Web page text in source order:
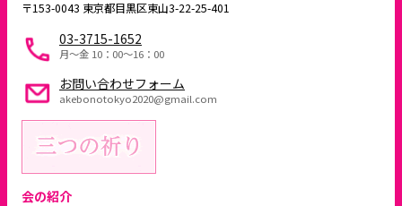
〒153-0043 東京都目黒区東山3-22-25-401
03-3715-1652
月～金 10：00〜16：00
お問い合わせフォーム
akebonotokyo2020@gmail.com
会の紹介